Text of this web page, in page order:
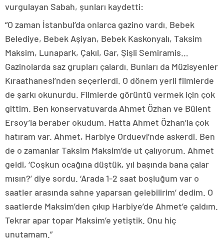
vurgulayan Sabah, şunları kaydetti:
“O zaman İstanbul’da onlarca gazino vardı. Bebek
Belediye, Bebek Aşiyan, Bebek Kaskonyalı, Taksim
Maksim, Lunapark, Çakıl, Gar, Şişli Semiramis…
Gazinolarda saz grupları çalardı. Bunları da Müzisyenler
Kıraathanesi’nden seçerlerdi. O dönem yerli filmlerde
de şarkı okunurdu. Filmlerde görüntü vermek için çok
gittim. Ben konservatuvarda Ahmet Özhan ve Bülent
Ersoy’la beraber okudum. Hatta Ahmet Özhan’la çok
hatıram var. Ahmet, Harbiye Orduevi’nde askerdi. Ben
de o zamanlar Taksim Maksim’de ut çalıyorum. Ahmet
geldi, ‘Coşkun ocağına düştük, yıl başında bana çalar
mısın?’ diye sordu. ‘Arada 1-2 saat boşluğum var o
saatler arasında sahne yaparsan gelebilirim’ dedim. O
saatlerde Maksim’den çıkıp Harbiye’de Ahmet’e çaldım.
Tekrar apar topar Maksim’e yetiştik. Onu hiç
unutamam.”